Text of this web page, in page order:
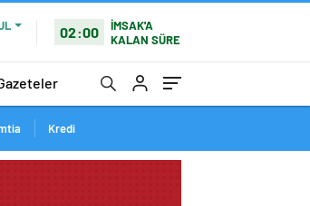
02:00
İMSAK'A
KALAN SÜRE
Kredi